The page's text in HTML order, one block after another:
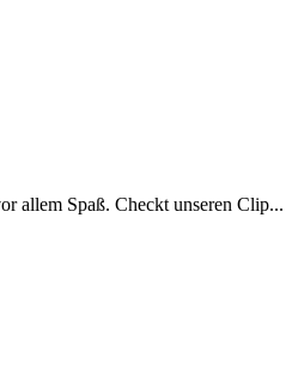
allem Spaß. Checkt unseren Clip...